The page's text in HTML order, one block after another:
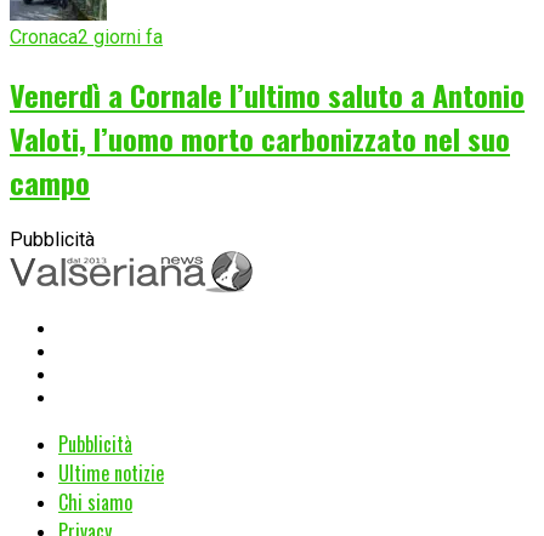
Cronaca2 giorni fa
Venerdì a Cornale l’ultimo saluto a Antonio
Valoti, l’uomo morto carbonizzato nel suo
campo
Pubblicità
Pubblicità
Ultime notizie
Chi siamo